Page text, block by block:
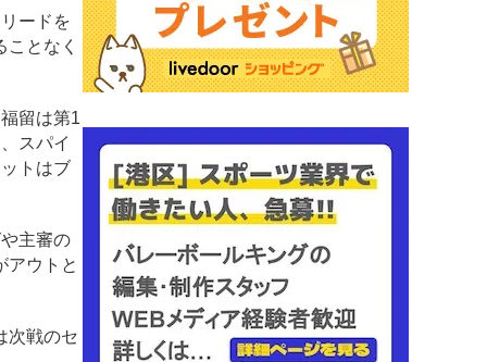
ードを
となく
留は第1
スパイ
トはブ
主審の
アウトと
次戦のセ